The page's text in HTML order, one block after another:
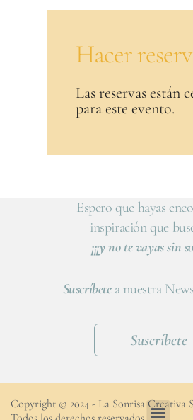
Hacer
Las reservas están
para este evento.
Espero que hayas
inspiración que
¡¡¡y no te vayas sin
Suscríbetea nuestra
Suscríbete
Copyright © 2024 - La Sonrisa Creativa